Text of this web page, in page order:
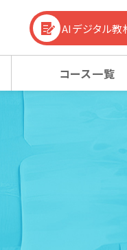
コース一覧
AIデジタル教